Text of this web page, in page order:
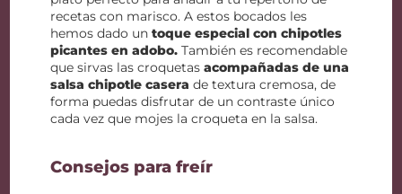
recetas con marisco. A estos bocados les
hemos dado untoque especial con chipotles
picantes en adobo. También es recomendable
que sirvas las croquetasacompañadas de una
salsa chipotle caserade textura cremosa, de
forma puedas disfrutar de un contraste único
cada vez que mojes la croqueta en la salsa.
Consejos para freír